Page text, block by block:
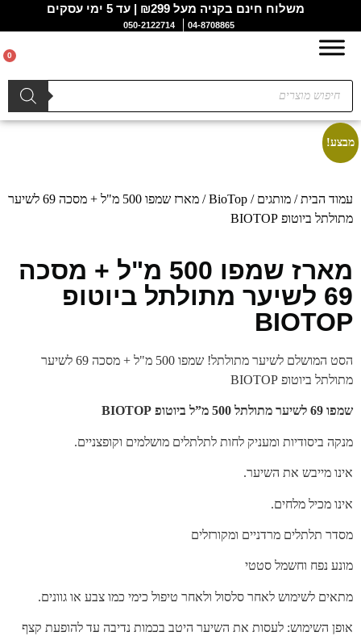
משלוח חינם בקניה מעל ₪299 | עד 5 ימי עסקים
04-8708865
050-2122714
0
מבצע!
עמוד הבית/מותגים/
BioTop
/ מארז שמפו 500 מ"ל + מסכה 69 לשיער
מתולתל ביוטופ BIOTOP
מארז שמפו 500 מ"ל + מסכה
69 לשיער מתולתל ביוטופ
BIOTOP
הסט המושלם לשיער מתולתל! שמפו 500 מ"ל + מסכה 69 לשיער
מתולתל ביוטופ BIOTOP
שמפו 69 לשיער מתולתל 500 מ”ל ביוטופ BIOTOP
מנקה ביסודיות ומעניק לחות לתלתלים מושלמים וקופצניים.
אינו מייבש את השיער.
אינו מכיל מלחים.
מסדר תלתלים מרדניים ומקורזלים
מונע נפח וחשמל סטטי
מתאים לשימוש לאחר סלסול ולאחר טיפול כימי כמו צבע או גוונים.
אופן השימוש: לעסות את השיער היטב בכמות נדיבה עד להופעת קצף